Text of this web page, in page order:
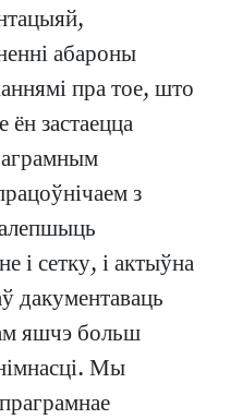
абароны
пра тое, што
ён застаецца
з
і сетку, і актыўна
дакументаваць
яшчэ больш
Мы